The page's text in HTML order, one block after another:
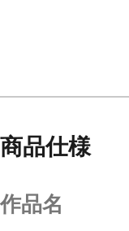
商品仕様
作品名